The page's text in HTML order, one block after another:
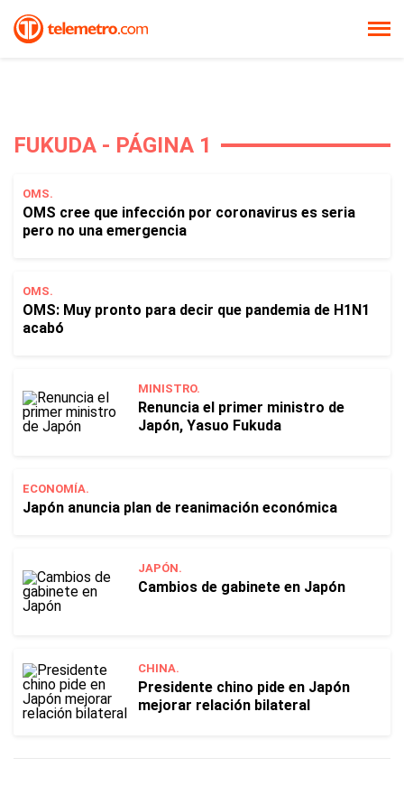
FUKUDA - PÁGINA 1
OMS.
OMS cree que infección por coronavirus es seria
pero no una emergencia
OMS.
OMS: Muy pronto para decir que pandemia de H1N1
acabó
MINISTRO.
Renuncia el primer ministro de
Japón, Yasuo Fukuda
ECONOMÍA.
Japón anuncia plan de reanimación económica
JAPÓN.
Cambios de gabinete en Japón
CHINA.
Presidente chino pide en Japón
mejorar relación bilateral